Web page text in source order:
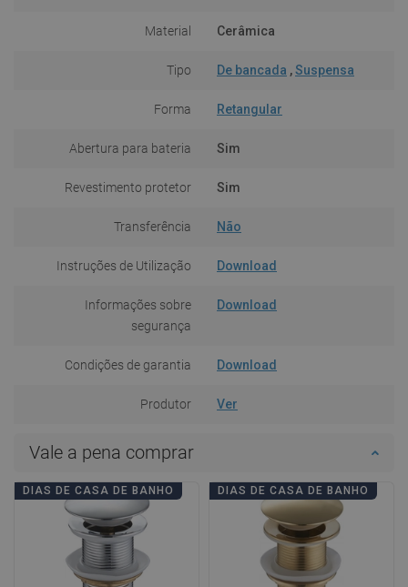
Material Cerâmica
Tipo De bancada ,Suspensa
Forma Retangular
Abertura para bateria Sim
Revestimento protetor Sim
Transferência Não
Instruções de Utilização Download
Informações sobre
segurança
Download
Condições de garantia Download
Produtor Ver
Vale a pena comprar
DIAS DE CASA DE BANHO DIAS DE CASA DE BANHO